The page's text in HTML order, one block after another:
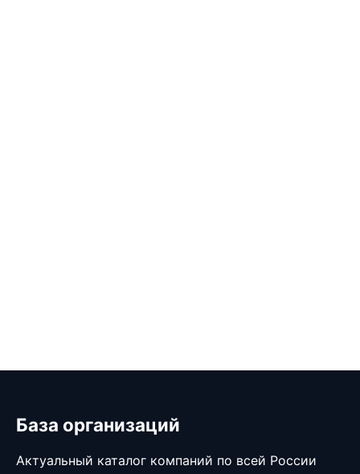
База организаций
Актуальный каталог компаний по всей России